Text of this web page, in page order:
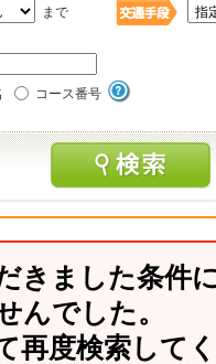
まで
コース番号
きました条件
んでした。
再度検索して